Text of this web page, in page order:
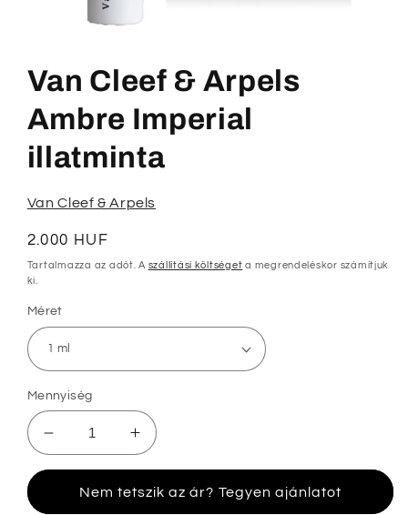
megnyitása
a
modális
párbeszédpanelen
Van Cleef & Arpels
Ambre Imperial
illatminta
Van Cleef & Arpels
Normál
ár
2.000 HUF
Tartalmazza az adót. A szállítási költséget a megrendeléskor számítjuk
ki.
Méret
Mennyiség
Cleef
Arpels
Van
Cleef
Arpels
Nem tetszik az ár? Tegyen ajánlatot